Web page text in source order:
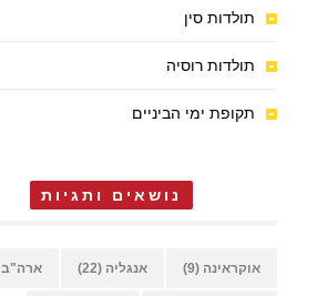
תולדות סין
תולדות רוסיה
תקופת ימי הביניים
נושאים ותגיות
אוקראינה (9) אנגליה (22) ארה"ב